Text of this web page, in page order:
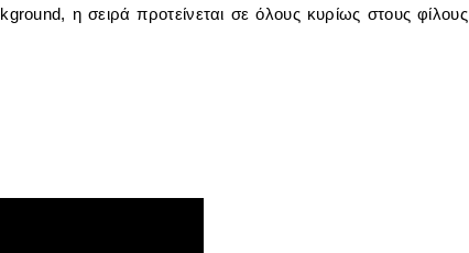
η σειρά προτείνεται σε όλους κυρίως στους φίλους